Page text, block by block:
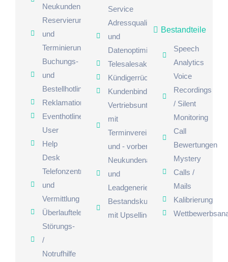
Neukundenbetreuung
Reservierungen
und
Terminierungen
Buchungs-
und
Bestellhotline
Reklamationshotline
Eventhotline
User
Help
Desk
Telefonzentrale
und
Vermittlung
Überlauftelefonie
Störungs-
/
Notrufhilfe
Service
Adressqualifizierung
und
Datenoptimierung
Telesalesaktionen
Kündigerrückgewinnung
Kundenbindungsservice
Vertriebsunterstützung
mit
Terminvereinbarung
und - vorbereitung
Neukundenakquise
und
Leadgenerierung
Bestandskundenbetreuung
mit Upselling Gesprächen
Bestandteile
Speech
Analytics
Voice
Recordings
/ Silent
Monitoring
Call
Bewertungen
Mystery
Calls /
Mails
Kalibrierung